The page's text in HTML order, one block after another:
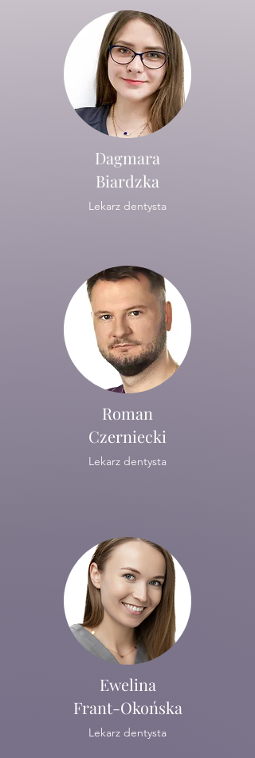
Dagmara
Biardzka
Lekarz dentysta
Roman
Czerniecki
Lekarz dentysta
Ewelina
Frant-Okońska
Lekarz dentysta